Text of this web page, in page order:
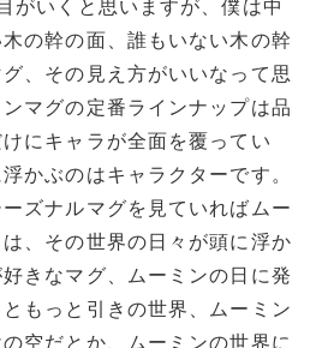
がいくと思いますが、僕は中
の幹の面、誰もいない木の幹
、その見え方がいいなって思
マグの定番ラインナップは品
にキャラが全面を覆ってい
かぶのはキャラクターです。
ズナルマグを見ていればムー
、その世界の日々が頭に浮か
きなマグ、ムーミンの日に発
もっと引きの世界、ムーミン
空だとか、ムーミンの世界に